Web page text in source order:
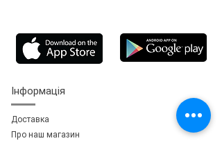
Інформація
Доставка
Про наш магазин